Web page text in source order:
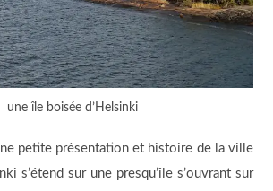
une île boisée d’Helsinki
petite présentation et histoire de la ville
s’étend sur une presqu’île s’ouvrant sur